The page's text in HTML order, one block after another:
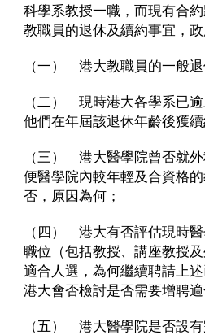
科學系教授一職，而現有合
教職員的退休及續約事宜，
（一） 港大教職員的一般
（二） 現時港大各學系已
他們在年屆該退休年齡後獲
（三） 港大醫學院曾否就
便醫學院內較年輕及合資格
否，原因為何；
（四） 港大有否評估現時
職位（包括教授、講座教授
適合人選，為何繼續聘請上
港大會否檢討是否需要增聘
（五） 港大醫學院是否設